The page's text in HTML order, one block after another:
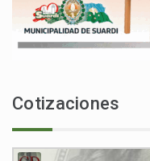
Cotizaciones